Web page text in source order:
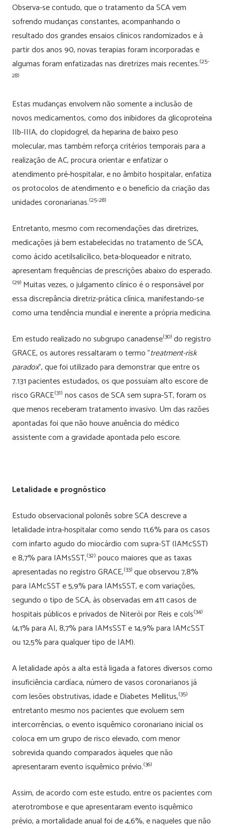
Observa-se contudo, que o tratamento da SCA vem
sofrendo mudanças constantes, acompanhando o
resultado dos grandes ensaios clínicos randomizados e à
partir dos anos 90, novas terapias foram incorporadas e
algumas foram enfatizadas nas diretrizes mais recentes.(25-
28)
Estas mudanças envolvem não somente a inclusão de
novos medicamentos, como dos inibidores da glicoproteína
IIb-IIIA, do clopidogrel, da heparina de baixo peso
molecular, mas também reforça critérios temporais para a
realização de AC, procura orientar e enfatizar o
atendimento pré-hospitalar, e no âmbito hospitalar, enfatiza
os protocolos de atendimento e o benefício da criação das
unidades coronarianas.(25-28)
Entretanto, mesmo com recomendações das diretrizes,
medicações já bem estabelecidas no tratamento de SCA,
como ácido acetilsalicílico, beta-bloqueador e nitrato,
apresentam frequências de prescrições abaixo do esperado.
(29) Muitas vezes, o julgamento clínico é o responsável por
essa discrepância diretriz-prática clínica, manifestando-se
como uma tendência mundial e inerente a própria medicina.
Em estudo realizado no subgrupo canadense(30) do registro
GRACE, os autores ressaltaram o termo ”treatment-risk
paradox”, que foi utilizado para demonstrar que entre os
7.131 pacientes estudados, os que possuíam alto escore de
risco GRACE(31) nos casos de SCA sem supra-ST, foram os
que menos receberam tratamento invasivo. Um das razões
apontadas foi que não houve anuência do médico
assistente com a gravidade apontada pelo escore.
Letalidade e prognóstico
Estudo observacional polonês sobre SCA descreve a
letalidade intra-hospitalar como sendo 11,6% para os casos
com infarto agudo do miocárdio com supra-ST (IAMcSST)
e 8,7% para IAMsSST,(32) pouco maiores que as taxas
apresentadas no registro GRACE,(33) que observou 7,8%
para IAMcSST e 5,9% para IAMsSST, e com variações,
segundo o tipo de SCA, às observadas em 411 casos de
hospitais públicos e privados de Niterói por Reis e cols(34)
(4,1% para AI, 8,7% para IAMsSST e 14,9% para IAMcSST
ou 12,5% para qualquer tipo de IAM).
A letalidade após a alta está ligada a fatores diversos como
insuficiência cardíaca, número de vasos coronarianos já
com lesões obstrutivas, idade e Diabetes Mellitus,(35)
entretanto mesmo nos pacientes que evoluem sem
intercorrências, o evento isquêmico coronariano inicial os
coloca em um grupo de risco elevado, com menor
sobrevida quando comparados àqueles que não
apresentaram evento isquêmico prévio.(36)
Assim, de acordo com este estudo, entre os pacientes com
aterotrombose e que apresentaram evento isquêmico
prévio, a mortalidade anual foi de 4,6%, e naqueles que não